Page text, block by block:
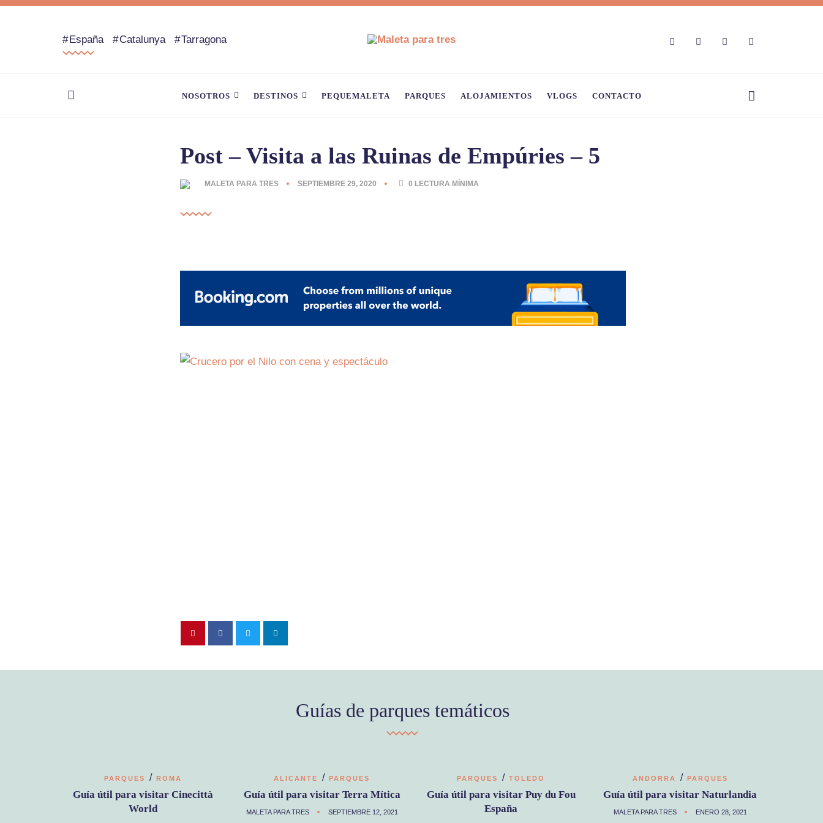
España Catalunya Tarragona
NOSOTROS DESTINOS PEQUEMALETA PARQUES ALOJAMIENTOS VLOGS CONTACTO
Post – Visita a las Ruinas de Empúries – 5
MALETA PARA TRES SEPTIEMBRE 29, 2020 0 LECTURA MÍNIMA
Guías de parques temáticos
PARQUES / ROMA
Guía útil para visitar Cinecittà
World
ALICANTE / PARQUES
Guía útil para visitar Terra Mítica
MALETA PARA TRES SEPTIEMBRE 12, 2021
PARQUES / TOLEDO
Guía útil para visitar Puy du Fou
España
ANDORRA / PARQUES
Guía útil para visitar Naturlandia
MALETA PARA TRES ENERO 28, 2021